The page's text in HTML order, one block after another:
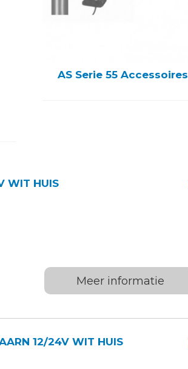
AS Serie 55 Accessoires
WIT HUIS
Meer informatie
12/24V WIT HUIS